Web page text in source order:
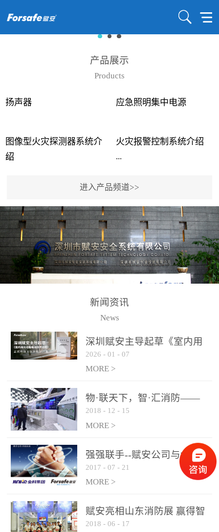
产品展示
Products
扬声器 应急照明集中电源
图像型火灾探测器系统介
绍
...
事故频发，传统的火灾探
测方法已无法满足要求。
尤其是目前众多的大型影
剧院、会议展览中心、体
育馆、大型仓库和隧道空
间等，其建筑结构特殊、
火灾隐患多。一旦发生火
传统的火灾关测器无法被
及时缺发，不能及早发现
和有效扑救火火，这不仅
力和闲难，同时也将造成
巨大的经济损失和社会影
响，基至还会造成人员伤
亡。图像型火灾探测器正
是针对这种高大空间建筑
物的消防设施、设备通过
现场图像的实时获取、预
处理和特征提取分析，实
现火焰的跟踪和识别。能
更早的进行预警，达到早
报早防的效果。 系统构
火灾报警控制系统介绍
...
用了具有仲裁机制和冗余
校验的总线传输技术、线
路状态检测与保护技术、
后向光电感烟探测技术、
高可靠的系统抗干扰技术
等多项专利技术和专有技
警领域三十多年技术积累
和工程实践的结晶。
进入产品频道>>
新闻资讯
News
深圳赋安主导起草《室内用
光动能电池技术规程》 正式
布局光伏新能源产业
2026 - 01 - 07
MORE >
物·联天下，智·汇消防——
赋安F&S 2018上海消防展圆
满落幕
2018 - 12 - 15
MORE >
强强联手--赋安公司与金科
集团达成战略合作协议
2017 - 07 - 21
MORE >
赋安亮相山东消防展 赢得智
慧消防新荣耀
2018 - 06 - 17